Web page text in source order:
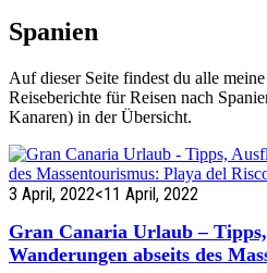
Spanien
Auf dieser Seite findest du alle
Reiseberichte für Reisen nach
Kanaren) in der Übersicht.
3 April, 2022<11 April, 2022
Gran Canaria Urlaub –
Wanderungen abseits des